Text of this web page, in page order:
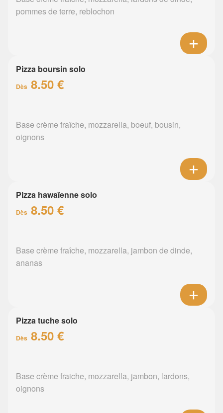
pommes de terre, reblochon
Pizza boursin solo
Dès 8.50 €
Base crème fraîche, mozzarella, boeuf, bousin,
oignons
Pizza hawaïenne solo
Dès 8.50 €
Base crème fraîche, mozzarella, jambon de dinde,
ananas
Pizza tuche solo
Dès 8.50 €
Base crème fraiche, mozzarella, jambon, lardons,
oignons